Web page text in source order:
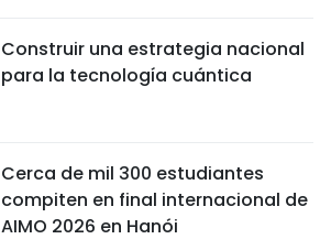
Construir una estrategia nacional
para la tecnología cuántica
Cerca de mil 300 estudiantes
compiten en final internacional de
AIMO 2026 en Hanói